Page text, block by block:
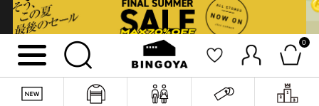
0
詳細検索